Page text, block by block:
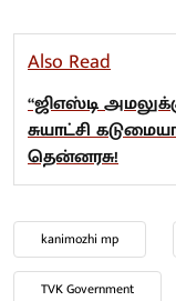
Also Read
“ஜிஎஸ்டி
சுயாட்சி
தென்னரசு!
kanimozhi mp
TVK Government